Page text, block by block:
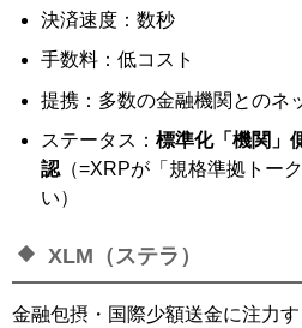
決済速度：数秒
手数料：低コスト
提携：多数の金融機関とのネ
ステータス： 標準化「機関」
認 （=XRPが「規格準拠トー
い）
XLM（ステラ）
金融包摂・国際少額送金に注力す